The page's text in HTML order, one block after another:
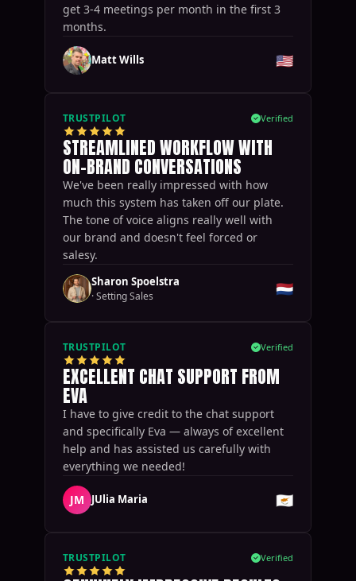
get 3-4 meetings per month in the first 3
months.
Matt Wills 🇺🇸
TRUSTPILOT Verified
STREAMLINED WORKFLOW WITH
ON-BRAND CONVERSATIONS
We've been really impressed with how
much this system has taken off our plate.
The tone of voice aligns really well with
our brand and doesn't feel forced or
salesy.
Sharon Spoelstra
·Setting Sales 🇳🇱
TRUSTPILOT Verified
EXCELLENT CHAT SUPPORT FROM
EVA
I have to give credit to the chat support
and specifically Eva — always of excellent
help and has assisted us carefully with
everything we needed!
JM JUlia Maria 🇨🇾
TRUSTPILOT Verified